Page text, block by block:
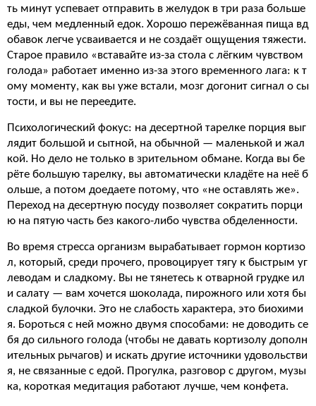
ть минут успевает отправить в желудок в три раза больше
еды, чем медленный едок. Хорошо пережёванная пища вд
обавок легче усваивается и не создаёт ощущения тяжести.
Старое правило «вставайте из-за стола с лёгким чувством
голода» работает именно из-за этого временного лага: к т
ому моменту, как вы уже встали, мозг догонит сигнал о сы
тости, и вы не переедите.
Психологический фокус: на десертной тарелке порция выг
лядит большой и сытной, на обычной — маленькой и жал
кой. Но дело не только в зрительном обмане. Когда вы бе
рёте большую тарелку, вы автоматически кладёте на неё б
ольше, а потом доедаете потому, что «не оставлять же».
Переход на десертную посуду позволяет сократить порци
ю на пятую часть без какого-либо чувства обделенности.
Во время стресса организм вырабатывает гормон кортизо
л, который, среди прочего, провоцирует тягу к быстрым уг
леводам и сладкому. Вы не тянетесь к отварной грудке ил
и салату — вам хочется шоколада, пирожного или хотя бы
сладкой булочки. Это не слабость характера, это биохими
я. Бороться с ней можно двумя способами: не доводить се
бя до сильного голода (чтобы не давать кортизолу дополн
ительных рычагов) и искать другие источники удовольстви
я, не связанные с едой. Прогулка, разговор с другом, музы
ка, короткая медитация работают лучше, чем конфета.